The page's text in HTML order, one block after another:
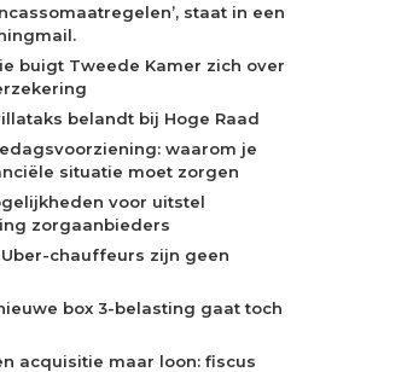
staat in een
buigt Tweede Kamer zich over
belandt bij Hoge Raad
waarom je
situatie moet zorgen
voor uitstel
zorgaanbieders
chauffeurs zijn geen
box 3-belasting gaat toch
acquisitie maar loon: fiscus